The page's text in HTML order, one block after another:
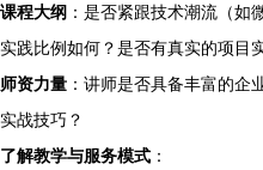
课程大纲 ：是否紧跟技术潮流（如
实践比例如何？是否有真实的项目
师资力量 ：讲师是否具备丰富的企
实战技巧？
了解教学与服务模式 ：